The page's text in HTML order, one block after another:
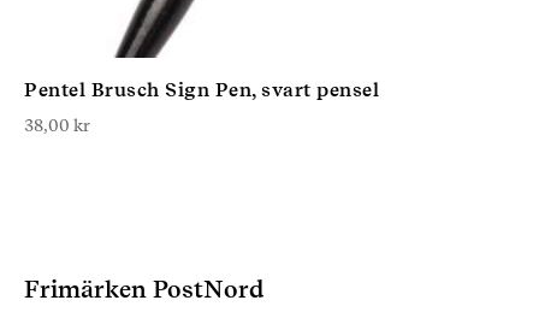
Pentel Brusch Sign Pen, svart pensel
38,00 kr
Frimärken PostNord